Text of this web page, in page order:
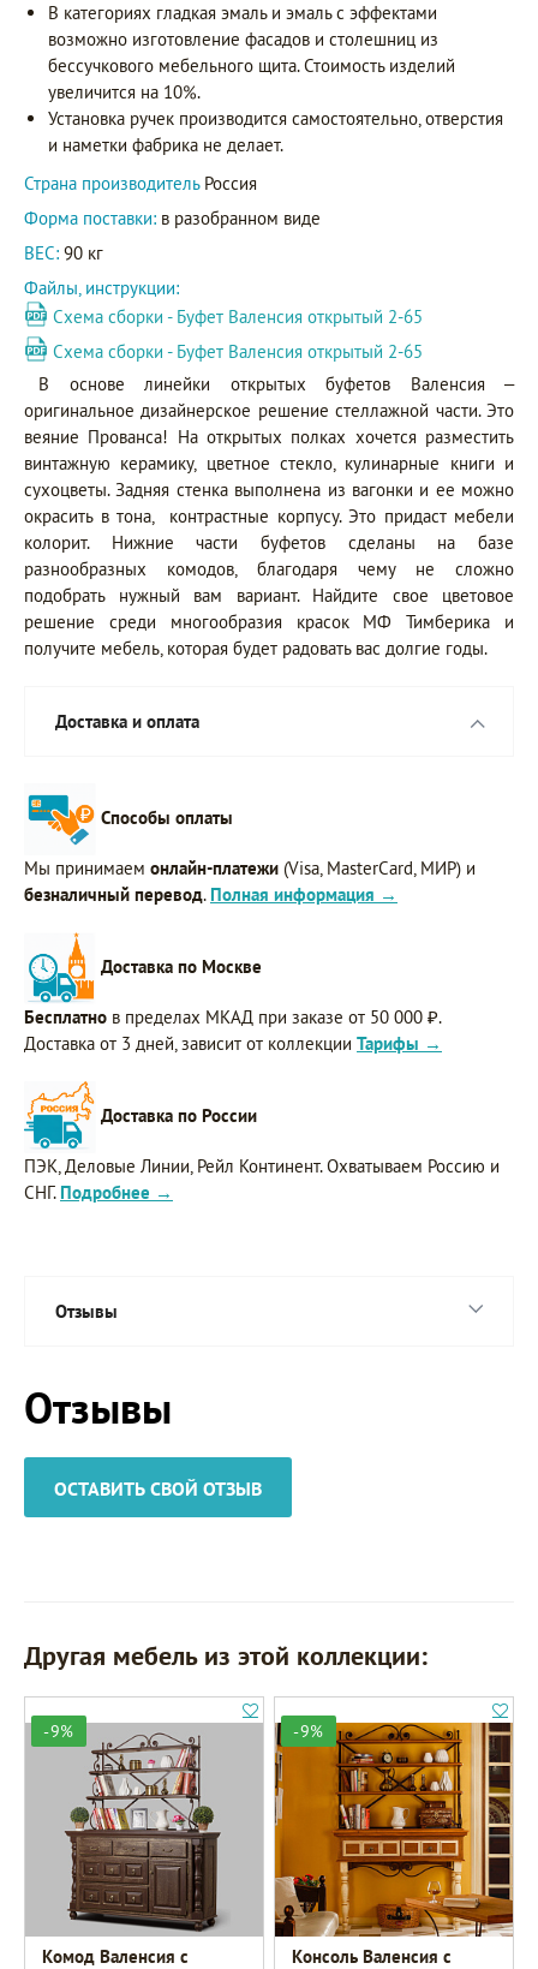
В категориях гладкая эмаль и эмаль с эффектами
возможно изготовление фасадов и столешниц из
бессучкового мебельного щита. Стоимость изделий
увеличится на 10%.
Установка ручек производится самостоятельно, отверстия
и наметки фабрика не делает.
Страна производитель Россия
Форма поставки: в разобранном виде
ВЕС: 90 кг
Файлы, инструкции:
Схема сборки - Буфет Валенсия открытый 2-65
Схема сборки - Буфет Валенсия открытый 2-65
В основе линейки открытых буфетов Валенсия –
оригинальное дизайнерское решение стеллажной части. Это
веяние Прованса! На открытых полках хочется разместить
винтажную керамику, цветное стекло, кулинарные книги и
сухоцветы. Задняя стенка выполнена из вагонки и ее можно
окрасить в тона, контрастные корпусу. Это придаст мебели
колорит. Нижние части буфетов сделаны на базе
разнообразных комодов, благодаря чему не сложно
подобрать нужный вам вариант. Найдите свое цветовое
решение среди многообразия красок МФ Тимберика и
получите мебель, которая будет радовать вас долгие годы.
Доставка и оплата
Способы оплаты
Мы принимаем онлайн-платежи (Visa, MasterCard, МИР) и
безналичный перевод. Полная информация →
Доставка по Москве
Бесплатно в пределах МКАД при заказе от 50 000 ₽.
Доставка от 3 дней, зависит от коллекции Тарифы →
Доставка по России
ПЭК, Деловые Линии, Рейл Континент. Охватываем Россию и
СНГ. Подробнее →
Отзывы
Отзывы
ОСТАВИТЬ СВОЙ ОТЗЫВ
Другая мебель из этой коллекции:
-9%
Комод Валенсия с
-9%
Консоль Валенсия с